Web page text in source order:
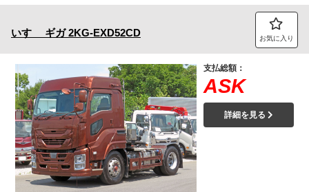
いすゞ ギガ 2KG-EXD52CD お気に入り
支払総額：
ASK
詳細を見る